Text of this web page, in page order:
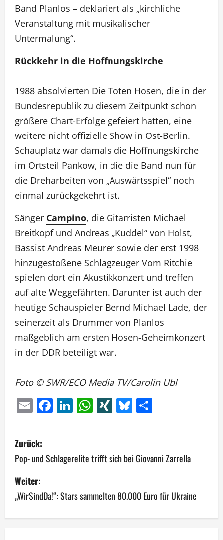
Band Planlos – deklariert als „kirchliche
Veranstaltung mit musikalischer
Untermalung“.
Rückkehr in die Hoffnungskirche
1988 absolvierten Die Toten Hosen, die in der
Bundesrepublik zu diesem Zeitpunkt schon
größere Chart-Erfolge gefeiert hatten, eine
weitere nicht offizielle Show in Ost-Berlin.
Schauplatz war damals die Hoffnungskirche
im Ortsteil Pankow, in die die Band nun für
die Dreharbeiten von „Auswärtsspiel“ noch
einmal zurückgekehrt ist.
Sänger Campino, die Gitarristen Michael
Breitkopf und Andreas „Kuddel“ von Holst,
Bassist Andreas Meurer sowie der erst 1998
hinzugestoßene Schlagzeuger Vom Ritchie
spielen dort ein Akustikkonzert und treffen
auf alte Weggefährten. Darunter ist auch der
heutige Schauspieler Bernd Michael Lade, der
seinerzeit als Drummer von Planlos
maßgeblich am ersten Hosen-Geheimkonzert
in der DDR beteiligt war.
Foto © SWR/ECO Media TV/Carolin Ubl
EmailFacebook
LinkedIn
WhatsApp
XINGBluesky
B
e
i
t
r
Zurück:
Pop- und Schlagerelite trifft sich bei Giovanni Zarrella
Weiter:
„WirSindDa!“: Stars sammelten 80.000 Euro für Ukraine